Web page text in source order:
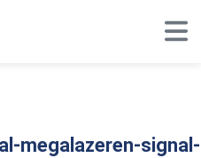
megalazeren-